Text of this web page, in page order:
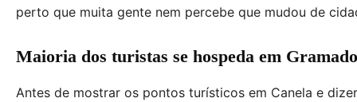
perto que muita gente nem percebe que mudou de
Maioria dos turistas se hospeda em Gramado
Antes de mostrar os pontos turísticos em Canela e